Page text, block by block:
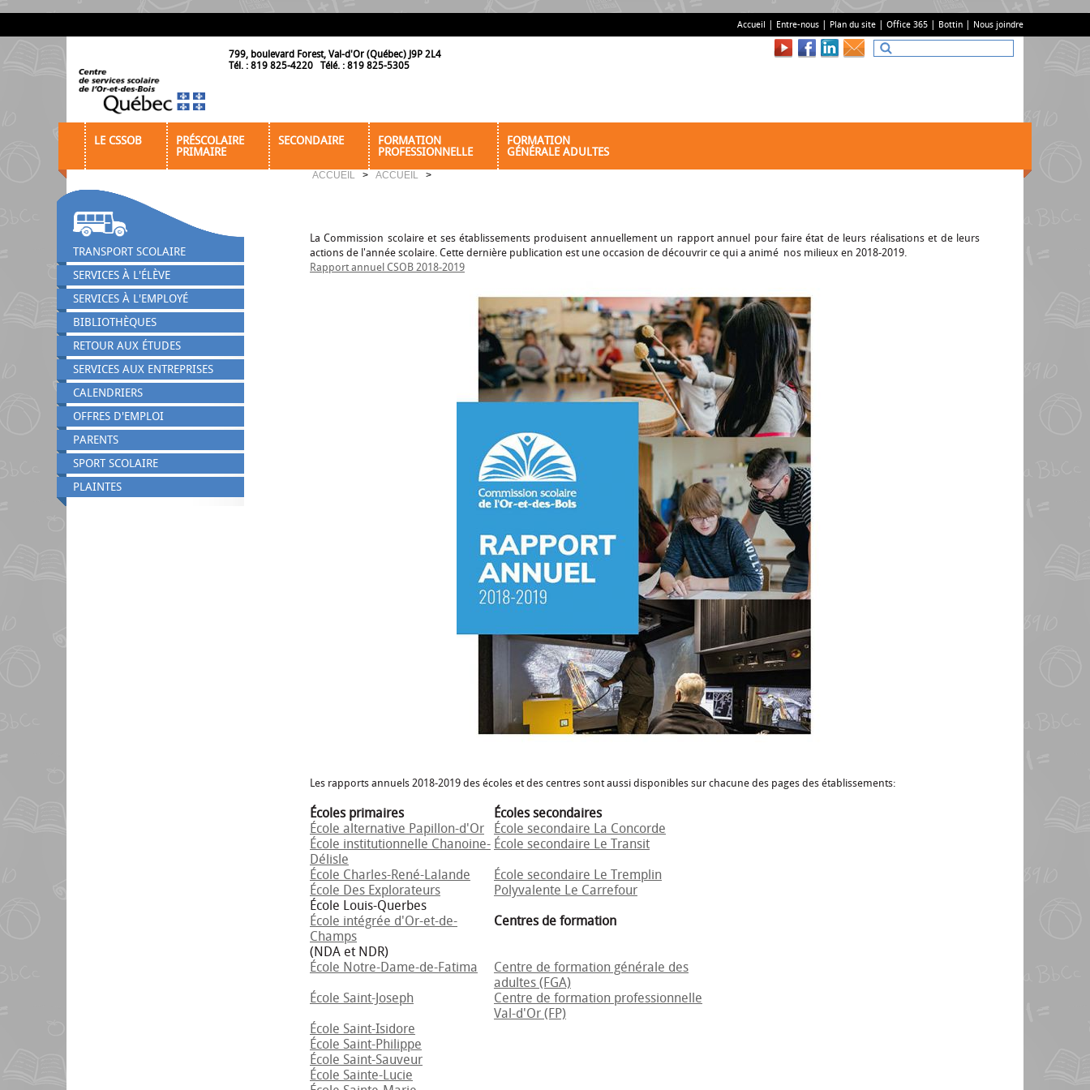
Accueil Entre-nous Plan du site Office 365 Bottin Nous joindre
799, boulevard Forest, Val-d'Or (Québec) J9P 2L4
Tél. : 819 825-4220 Télé. : 819 825-5305
LE CSSOB
PRÉSCOLAIRE
PRIMAIRE
SECONDAIRE
FORMATION
PROFESSIONNELLE
FORMATION
GÉNÉRALE ADULTES
ACCUEIL >ACCUEIL >
TRANSPORT SCOLAIRE
SERVICES À L'ÉLÈVE
SERVICES À L'EMPLOYÉ
BIBLIOTHÈQUES
RETOUR AUX ÉTUDES
SERVICES AUX ENTREPRISES
CALENDRIERS
OFFRES D'EMPLOI
PARENTS
SPORT SCOLAIRE
PLAINTES
La Commission scolaire et ses établissements produisent annuellement un rapport annuel pour faire état de leurs réalisations et de leurs
actions de l'année scolaire. Cette dernière publication est une occasion de découvrir ce qui a animé nos milieux en 2018-2019.
Rapport annuel CSOB 2018-2019
Les rapports annuels 2018-2019 des écoles et des centres sont aussi disponibles sur chacune des pages des établissements:
Écoles primaires
Écoles secondaires
École alternative Papillon-d'Or
École secondaire La Concorde
École institutionnelle Chanoine-
Délisle
École secondaire Le Transit
École Charles-René-Lalande
École secondaire Le Tremplin
École Des Explorateurs
Polyvalente Le Carrefour
École Louis-Querbes
École intégrée d'Or-et-de-
Champs
(NDA et NDR)
Centres de formation
École Notre-Dame-de-Fatima
Centre de formation générale des
adultes (FGA)
École Saint-Joseph
Centre de formation professionnelle
Val-d'Or (FP)
École Saint-Isidore
École Saint-Philippe
École Saint-Sauveur
École Sainte-Lucie